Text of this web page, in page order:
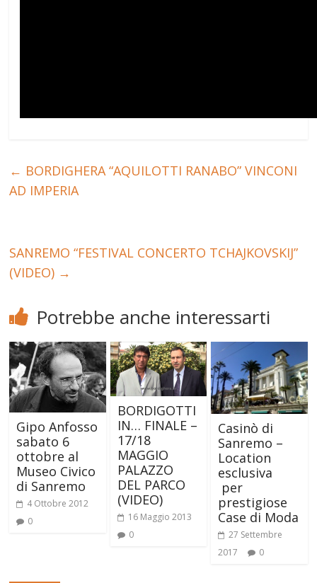
← BORDIGHERA “AQUILOTTI RANABO” VINCONI
AD IMPERIA
SANREMO “FESTIVAL CONCERTO TCHAJKOVSKIJ”
(VIDEO) →
Potrebbe anche interessarti
Gipo Anfosso
sabato 6
ottobre al
Museo Civico
di Sanremo
4 Ottobre 2012
0
BORDIGOTTI
IN… FINALE –
17/18
MAGGIO
PALAZZO
DEL PARCO
(VIDEO)
16 Maggio 2013
0
Casinò di
Sanremo –
Location
esclusiva
per
prestigiose
Case di Moda
27 Settembre
2017
0